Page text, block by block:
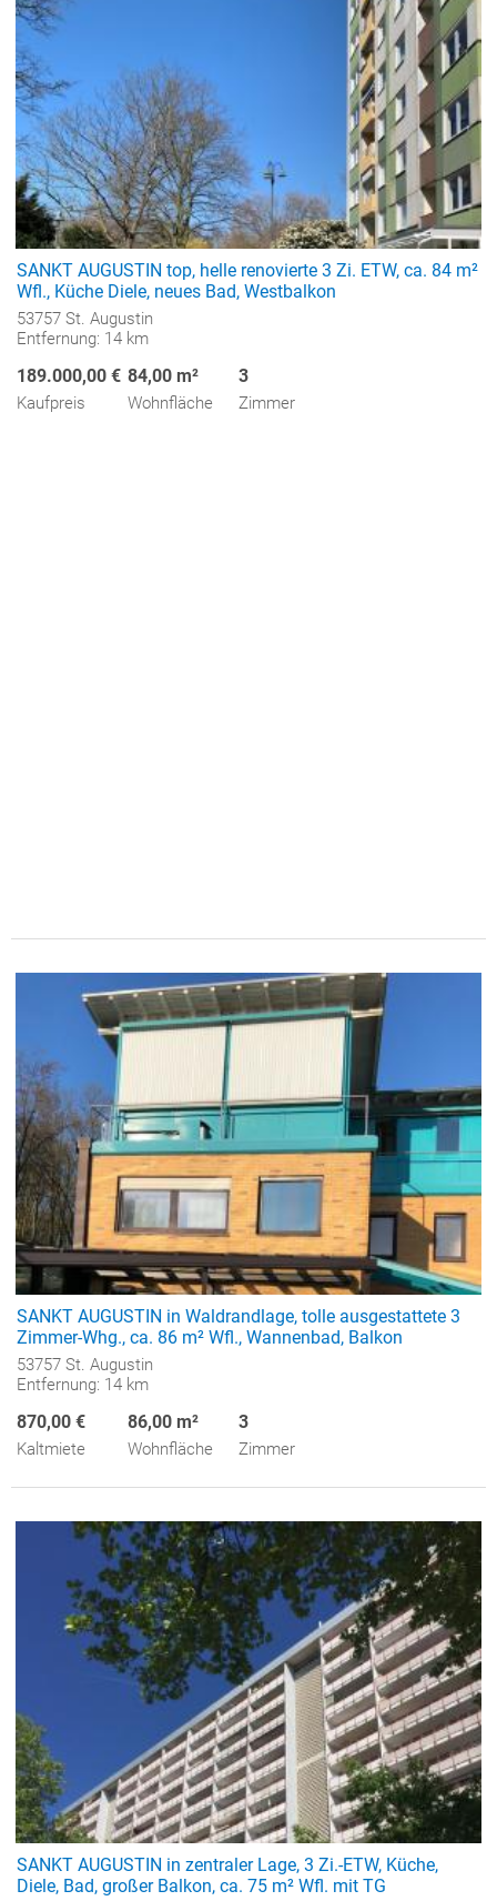
SANKT AUGUSTIN top, helle renovierte 3 Zi. ETW, ca. 84 m²
Wfl., Küche Diele, neues Bad, Westbalkon
53757 St. Augustin
Entfernung: 14 km
189.000,00 €
Kaufpreis
84,00 m²
Wohnfläche
3
Zimmer
SANKT AUGUSTIN in Waldrandlage, tolle ausgestattete 3
Zimmer-Whg., ca. 86 m² Wfl., Wannenbad, Balkon
53757 St. Augustin
Entfernung: 14 km
870,00 €
Kaltmiete
86,00 m²
Wohnfläche
3
Zimmer
SANKT AUGUSTIN in zentraler Lage, 3 Zi.-ETW, Küche,
Diele, Bad, großer Balkon, ca. 75 m² Wfl. mit TG